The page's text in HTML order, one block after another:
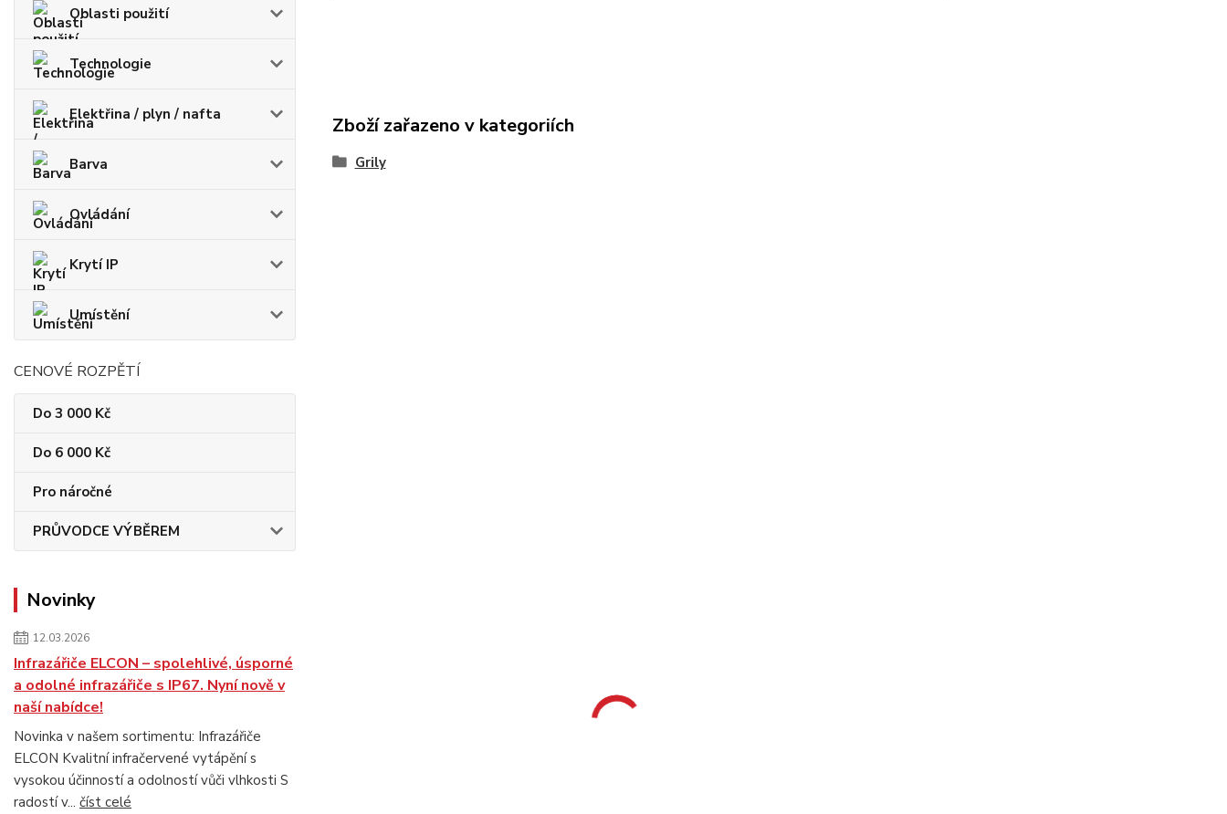
Oblasti použití
Technologie
Elektřina / plyn / nafta
Barva
Ovládání
Krytí IP
Umístění
CENOVÉ ROZPĚTÍ
Do 3 000 Kč
Do 6 000 Kč
Pro náročné
PRŮVODCE VÝBĚREM
Novinky
12.03.2026
Infrazářiče ELCON – spolehlivé, úsporné
a odolné infrazářiče s IP67. Nyní nově v
naší nabídce!
Novinka v našem sortimentu: Infrazářiče
ELCON Kvalitní infračervené vytápění s
vysokou účinností a odolností vůči vlhkosti S
radostí v... číst celé
Zboží zařazeno v kategoriích
Grily